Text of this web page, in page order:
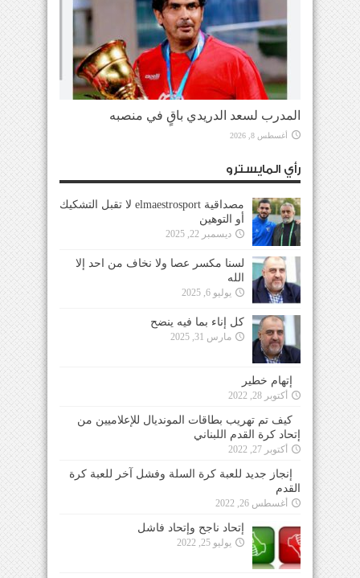
المدرب لسعد الدريدي باقٍ في منصبه
أغسطس 8, 2026
رأي المايسترو
مصداقية elmaestrosport لا تقبل التشكيك
أو التوهين
ديسمبر 22, 2025
لسنا مكسر عصا ولا نخاف من احد إلا
الله
يوليو 6, 2025
كل إناء بما فيه ينضح
مارس 31, 2025
إتهام خطير
أكتوبر 28, 2022
كيف تم تهريب بطاقات المونديال للإعلاميين من
إتحاد كرة القدم اللبناني
أكتوبر 27, 2022
إنجاز جديد للعبة كرة السلة وفشل آخر للعبة كرة
القدم
أغسطس 26, 2022
إتحاد ناجح وإتحاد فاشل
يوليو 25, 2022